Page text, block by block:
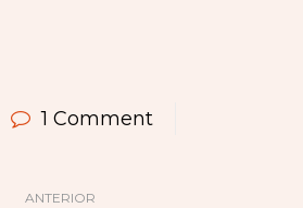
1 Comment
ANTERIOR